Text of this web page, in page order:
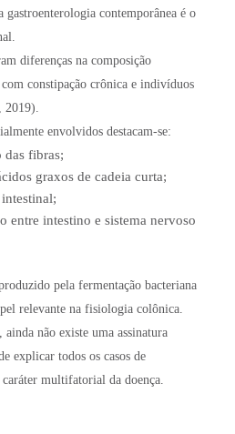
gastroenterologia contemporânea é o
diferenças na composição
constipação crônica e indivíduos
2019).
envolvidos destacam-se:
das fibras;
graxos de cadeia curta;
entre intestino e sistema nervoso
pela fermentação bacteriana
relevante na fisiologia colônica.
ainda não existe uma assinatura
explicar todos os casos de
multifatorial da doença.